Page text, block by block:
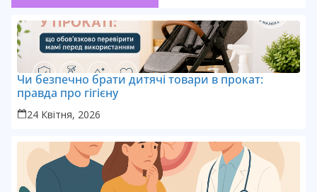
Чи безпечно брати дитячі товари в прокат:
правда про гігієну
24 Квітня, 2026